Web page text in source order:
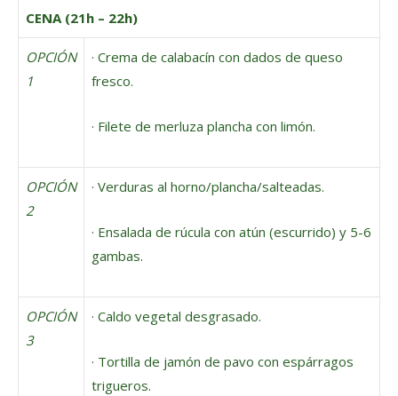
CENA (21h – 22h)
OPCIÓN
1
· Crema de calabacín con dados de queso
fresco.
· Filete de merluza plancha con limón.
OPCIÓN
2
· Verduras al horno/plancha/salteadas.
· Ensalada de rúcula con atún (escurrido) y 5-6
gambas.
OPCIÓN
3
· Caldo vegetal desgrasado.
· Tortilla de jamón de pavo con espárragos
trigueros.